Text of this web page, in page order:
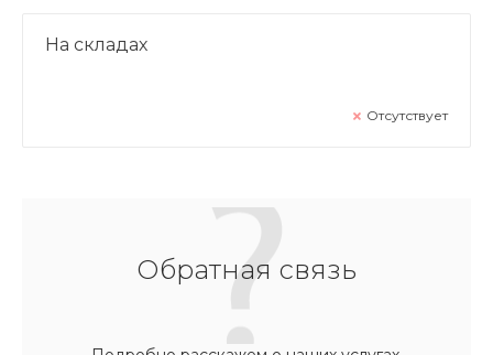
На складах
Отсутствует
Обратная связь